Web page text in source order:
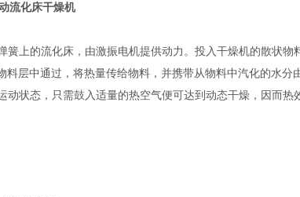
流化床干燥机
簧上的流化床，由激振电机提供动力。投入干燥机的散状物
层中通过，将热量传给物料，并携带从物料中汽化的水分
状态，只需鼓入适量的热空气便可达到动态干燥，因而热